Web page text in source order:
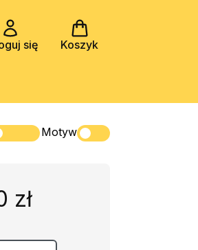
się Koszyk
Motyw
zł